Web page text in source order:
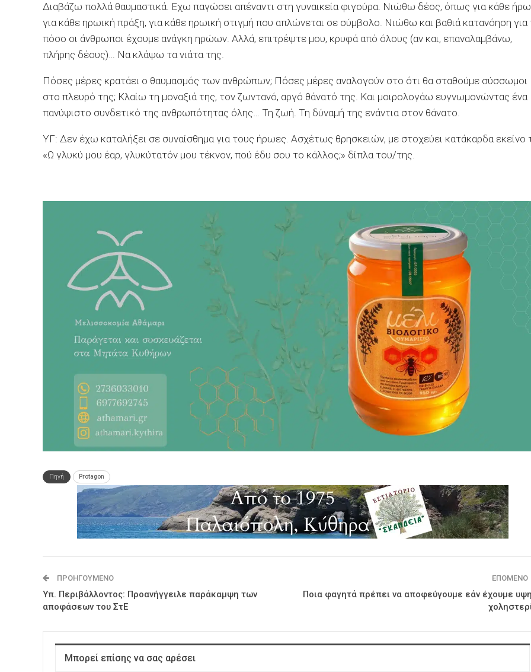
Διαβάζω πολλά θαυμαστικά. Εχω παγώσει απέναντι στη γυναικεία φιγούρα. Νιώθω δέος, όπως για κάθε
για κάθε ηρωική πράξη, για κάθε ηρωική στιγμή που απλώνεται σε σύμβολο. Νιώθω και βαθιά κατανόηση για
πόσο οι άνθρωποι έχουμε ανάγκη ηρώων. Αλλά, επιτρέψτε μου, κρυφά από όλους (αν και, επαναλαμβάνω,
πλήρης δέους)… Να κλάψω τα νιάτα της.
Πόσες μέρες κρατάει ο θαυμασμός των ανθρώπων; Πόσες μέρες αναλογούν στο ότι θα σταθούμε σύσσωμοι
στο πλευρό της; Κλαίω τη μοναξιά της, τον ζωντανό, αργό θάνατό της. Και μοιρολογάω ευγνωμονώντας ένα
πανύψιστο συνδετικό της ανθρωπότητας όλης… Τη ζωή. Τη δύναμή της ενάντια στον θάνατο.
ΥΓ: Δεν έχω καταλήξει σε συναίσθημα για τους ήρωες. Ασχέτως θρησκειών, με στοχεύει κατάκαρδα εκείνο
«Ω γλυκύ μου έαρ, γλυκύτατόν μου τέκνον, πού έδυ σου το κάλλος;» δίπλα του/της.
Πηγή Protagon
ΠΡΟΗΓΟΎΜΕΝΟ
Υπ. Περιβάλλοντος: Προανήγγειλε παράκαμψη των
αποφάσεων του ΣτΕ
ΕΠΌΜΕΝΟ
Ποια φαγητά πρέπει να αποφεύγουμε εάν έχουμε
Μπορεί επίσης να σας αρέσει